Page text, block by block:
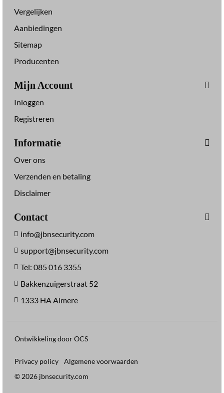
Vergelijken
Aanbiedingen
Sitemap
Producenten
Mijn Account
Inloggen
Registreren
Informatie
Over ons
Verzenden en betaling
Disclaimer
Contact
info@jbnsecurity.com
support@jbnsecurity.com
Tel: 085 016 3355
Bakkenzuigerstraat 52
1333 HA Almere
Ontwikkeling door OCS
Privacy policy
Algemene voorwaarden
© 2026 jbnsecurity.com